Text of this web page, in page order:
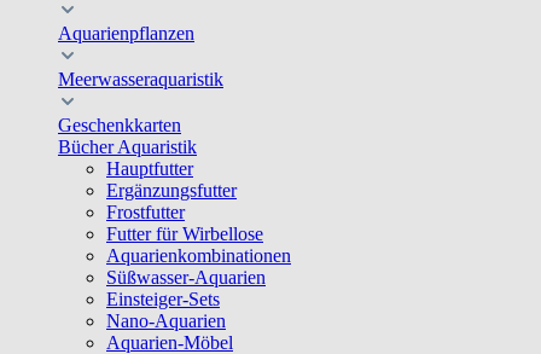
Aquarienpflanzen
Meerwasseraquaristik
Geschenkkarten
Bücher Aquaristik
Hauptfutter
Ergänzungsfutter
Frostfutter
Futter für Wirbellose
Aquarienkombinationen
Süßwasser-Aquarien
Einsteiger-Sets
Nano-Aquarien
Aquarien-Möbel